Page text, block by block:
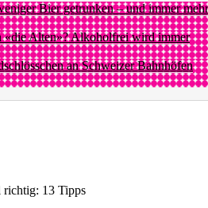
Bier getrunken – und immer mehr
«die Alten»? Alkoholfrei wird immer
an Schweizer Bahnhöfen
richtig: 13 Tipps